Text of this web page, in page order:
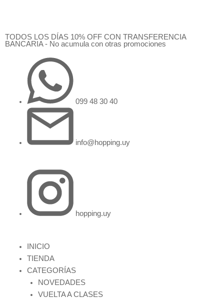
TODOS LOS DÍAS 10% OFF CON TRANSFERENCIA
BANCARIA - No acumula con otras promociones
099 48 30 40
info@hopping.uy
hopping.uy
INICIO
TIENDA
CATEGORÍAS
NOVEDADES
VUELTA A CLASES